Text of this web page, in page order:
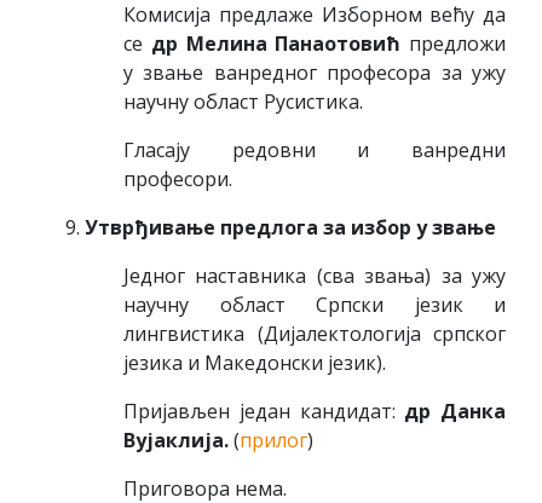
Комисија предлаже Изборном већу да
се др Мелина Панаотовић предложи
у звање ванредног професора за ужу
научну област Русистика.
Гласају редовни и ванредни
професори.
Утврђивање предлога за избор у звање
Једног наставника (сва звања) за ужу
научну област Српски језик и
лингвистика (Дијалектологијa српског
језика и Македонски језик).
Пријављен један кандидат: др Данка
Вујаклија.(прилог)
Приговора нема.